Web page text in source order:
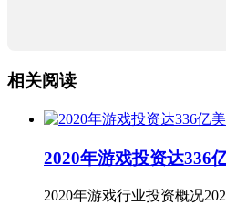
相关阅读
2020年游戏投资达336
2020年游戏行业投资概况